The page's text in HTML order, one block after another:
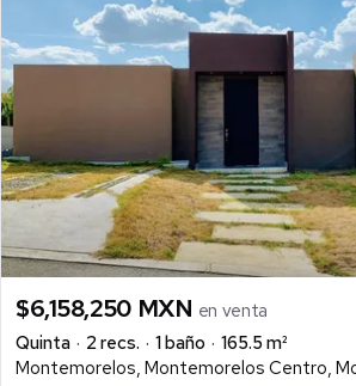
$6,158,250 MXN en venta
Quinta
2 recs. 1 baño
165.5 m²
Montemorelos, Montemorelos Centro,